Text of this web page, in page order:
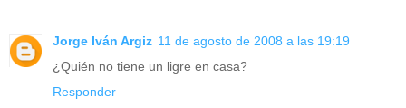
Jorge Iván Argiz 11 de agosto de 2008 a las 19:19
¿Quién no tiene un ligre en casa?
Responder